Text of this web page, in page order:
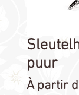
puur
À partir